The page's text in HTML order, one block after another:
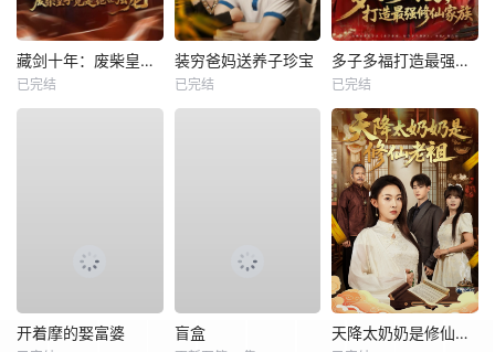
藏剑十年：废柴皇子竟是绝世强龙
已完结
装穷爸妈送养子珍宝
已完结
多子多福打造最强修仙家族
已完结
开着摩的娶富婆 盲盒 天降太奶奶是修仙老祖